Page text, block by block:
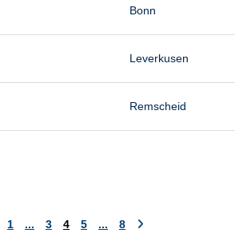
Bonn
Leverkusen
Remscheid
1 ... 3 4 5 ... 8